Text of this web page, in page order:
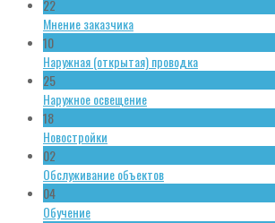
22
Мнение заказчика
10
Наружная (открытая) проводка
25
Наружное освещение
18
Новостройки
02
Обслуживание объектов
04
Обучение